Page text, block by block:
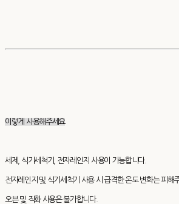
이렇게 사용해주세요
세제, 식기세척기, 전자레인지 사용이 가능합니다.
전자레인지 및 식기세척기 사용 시 급격한 온도 변화는 피해
오븐 및 직화 사용은 불가합니다.